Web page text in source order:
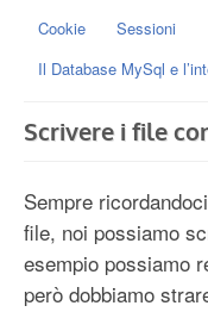
Cookie
Sessioni
Il Database MySql e
Scrivere i file
Sempre
file, noi possiamo
esempio possiamo
però dobbiamo